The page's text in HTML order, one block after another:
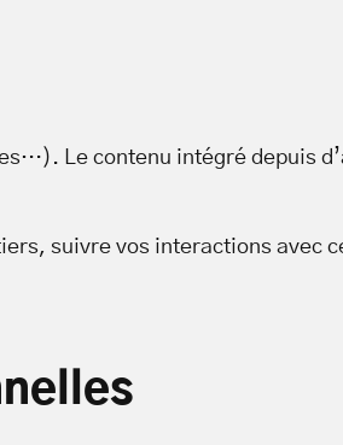
Le contenu intégré depuis
suivre vos interactions avec